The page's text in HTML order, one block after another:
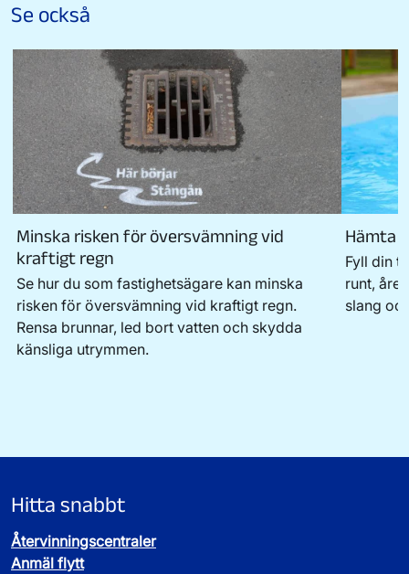
Se också
Minska risken för översvämning vid
kraftigt regn
Se hur du som fastighetsägare kan minska
risken för översvämning vid kraftigt regn.
Rensa brunnar, led bort vatten och skydda
känsliga utrymmen.
Hämta
Fyll din
runt,
slang
Hitta snabbt
Återvinningscentraler
Anmäl flytt